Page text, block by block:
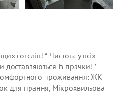
готелів! * Чистота у всіх
доставляються із прачки! *
комфортного проживання: ЖК
для прання, Мікрохвильова